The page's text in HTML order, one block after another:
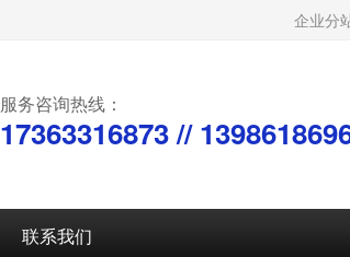
企业分
服务咨询热线：
17363316873 //
联系我们